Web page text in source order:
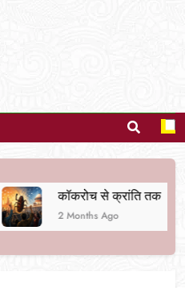
कॉकरोच से क्रांति तक
2 Months Ago